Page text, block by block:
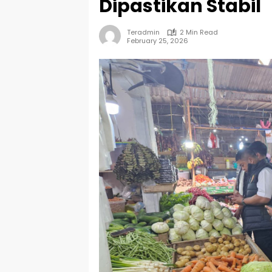
Dipastikan Stabil
Teradmin
2 Min Read
February 25, 2026